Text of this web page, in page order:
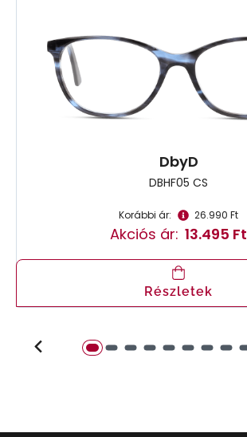
DbyD
DBHF05 CS
Korábbi ár: 26.990 Ft
Akciós ár: 13.495 Ft
Részletek